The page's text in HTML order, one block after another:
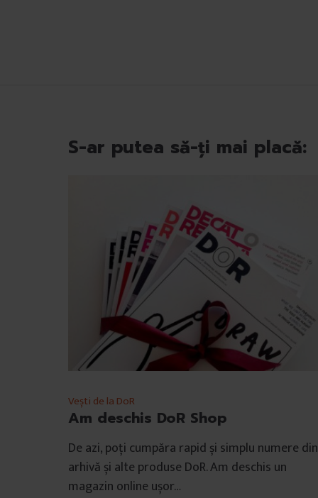
S-ar putea să-ți mai placă:
Vești de la DoR
Am deschis DoR Shop
De azi, poți cumpăra rapid și simplu numere din
arhivă și alte produse DoR. Am deschis un
magazin online ușor…